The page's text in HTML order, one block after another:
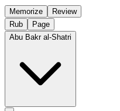
Memorize
Review
Rub
Page
Abu Bakr al-Shatri